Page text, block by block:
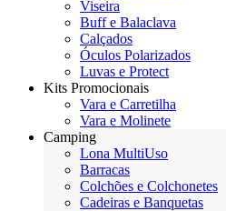
Viseira
Buff e Balaclava
Calçados
Óculos Polarizados
Luvas e Protect
Kits Promocionais
Vara e Carretilha
Vara e Molinete
Camping
Lona MultiUso
Barracas
Colchões e Colchonetes
Cadeiras e Banquetas